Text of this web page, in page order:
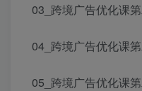
03_跨境广告优化课
04_跨境广告优化课
05_跨境广告优化课